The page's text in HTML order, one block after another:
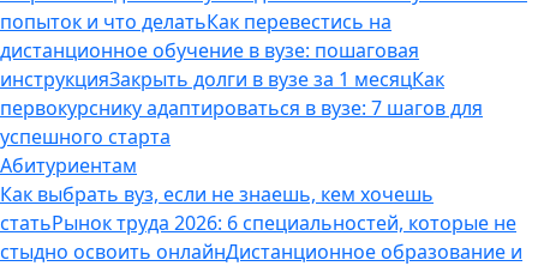
попыток и что делатьКак перевестись на
дистанционное обучение в вузе: пошаговая
инструкцияЗакрыть долги в вузе за 1 месяцКак
первокурснику адаптироваться в вузе: 7 шагов для
успешного старта
Абитуриентам
Как выбрать вуз, если не знаешь, кем хочешь
статьРынок труда 2026: 6 специальностей, которые не
стыдно освоить онлайнДистанционное образование и